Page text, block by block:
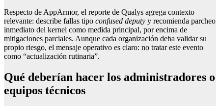
Respecto de AppArmor, el reporte de Qualys agrega contexto
relevante: describe fallas tipo confused deputy y recomienda parcheo
inmediato del kernel como medida principal, por encima de
mitigaciones parciales. Aunque cada organización deba validar su
propio riesgo, el mensaje operativo es claro: no tratar este evento
como “actualización rutinaria”.
Qué deberían hacer los administradores o
equipos técnicos